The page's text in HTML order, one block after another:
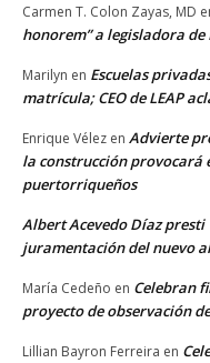
Carmen T. Colon Zayas, MD
honorem” a legisladora
Marilyn en Escuelas
matrícula; CEO de LEAP
Enrique Vélez en Advierte
la construcción provocará
puertorriqueños
Albert Acevedo Díaz presti
juramentación del nuevo
María Cedeño en Celebran
proyecto de observación
Lillian Bayron Ferreira en